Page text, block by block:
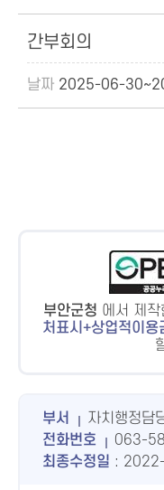
간부회의
2025-06-
부안군청 에서 제
처표시+상업적이용
부서
자치행정담
전화번호
063-
최종수정일 :